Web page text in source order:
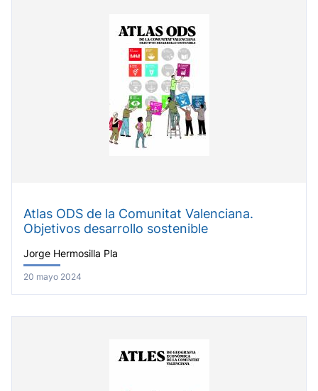
Atlas ODS de la Comunitat Valenciana.
Objetivos desarrollo sostenible
Jorge Hermosilla Pla
20 mayo 2024